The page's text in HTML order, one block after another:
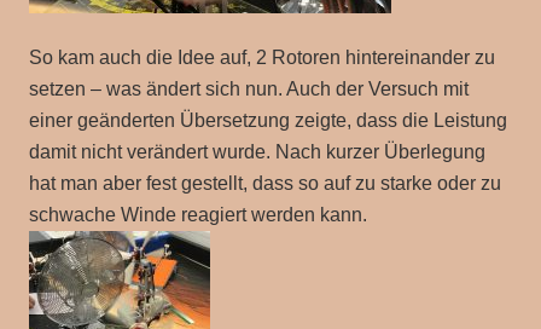
So kam auch die Idee auf, 2 Rotoren hintereinander zu
setzen – was ändert sich nun. Auch der Versuch mit
einer geänderten Übersetzung zeigte, dass die Leistung
damit nicht verändert wurde. Nach kurzer Überlegung
hat man aber fest gestellt, dass so auf zu starke oder zu
schwache Winde reagiert werden kann.